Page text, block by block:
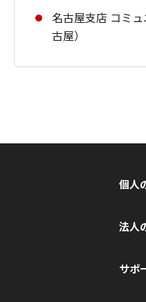
名古屋支店 コミ
古屋）
個人
法人
サポ